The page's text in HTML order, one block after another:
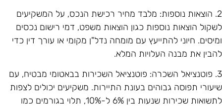
2. הוצאות נוספות: מלבד מחיר רכישת הנכס, על המשקיעים
הוצאות נוספות כגון הוצאות משפט, דמי רישום נכסים
חיוני להתייעץ עם מומחה נדל"ן מקומי או עורך דין כדי
את מבנה העלויות המלא.
3. פוטנציאל השכרה: פוטנציאל השכירות בבאטומי מבטיח, עם
תפוסה גבוהים בעונת התיירות. משקיעים יכולים לצפות
לתשואות שכירות שנעות בין 6% ל-10%, תלוי בגורמים כמו